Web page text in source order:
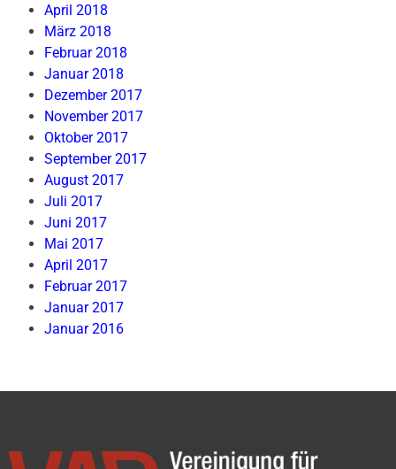
April 2018
März 2018
Februar 2018
Januar 2018
Dezember 2017
November 2017
Oktober 2017
September 2017
August 2017
Juli 2017
Juni 2017
Mai 2017
April 2017
Februar 2017
Januar 2017
Januar 2016